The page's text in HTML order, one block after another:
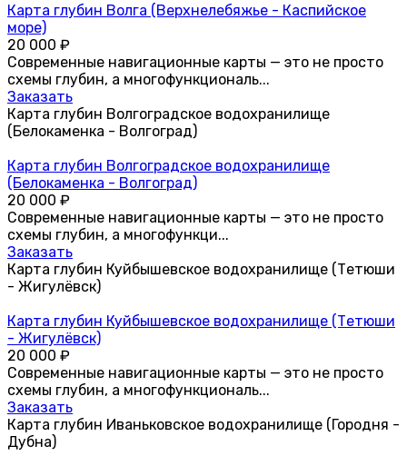
Карта глубин Волга (Верхнелебяжье - Каспийское
море)
20 000 ₽
Современные навигационные карты — это не просто
схемы глубин, а многофункциональ...
Заказать
Карта глубин Волгоградское водохранилище
(Белокаменка - Волгоград)
Карта глубин Волгоградское водохранилище
(Белокаменка - Волгоград)
20 000 ₽
Современные навигационные карты — это не просто
схемы глубин, а многофункци...
Заказать
Карта глубин Куйбышевское водохранилище (Тетюши
- Жигулёвск)
Карта глубин Куйбышевское водохранилище (Тетюши
- Жигулёвск)
20 000 ₽
Современные навигационные карты — это не просто
схемы глубин, а многофункциональ...
Заказать
Карта глубин Иваньковское водохранилище (Городня -
Дубна)